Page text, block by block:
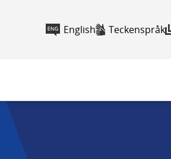
English Teckenspråk